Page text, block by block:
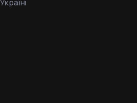
Україні